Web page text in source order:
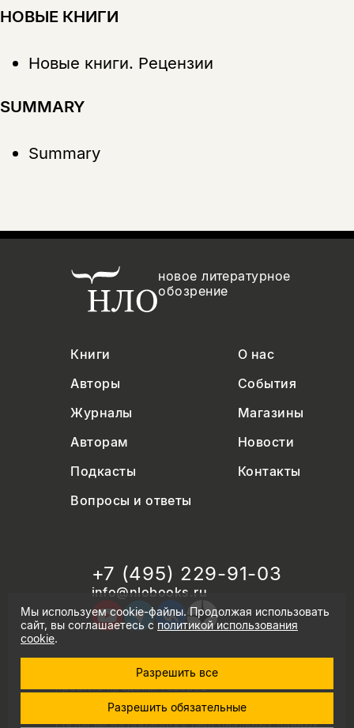
НОВЫЕ КНИГИ
Новые книги. Рецензии
SUMMARY
Summary
новое литературное
обозрение
Книги
О нас
Авторы
События
Журналы
Магазины
Авторам
Новости
Подкасты
Контакты
Вопросы и ответы
+7 (495) 229-91-03
info@nlobooks.ru
© Новое литературное обозрение. 2026
правила продажи товаров
политика использования cookie
согласие на обработку персональных данных
Мы используем cookie-файлы. Продолжая использовать
сайт, вы соглашаетесь сполитикой использования
cookie.
Разрешить все
Разрешить обязательные